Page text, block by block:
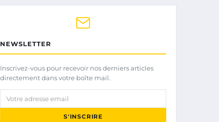
NEWSLETTER
Inscrivez-vous pour recevoir nos derniers articles
directement dans votre boîte mail.
Votre adresse email
S'INSCRIRE